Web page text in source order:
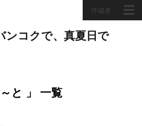
作成者
ンコクで、真夏日で
と 」 一覧